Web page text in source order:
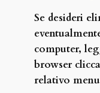
Se desideri
computer,
browser
relativo